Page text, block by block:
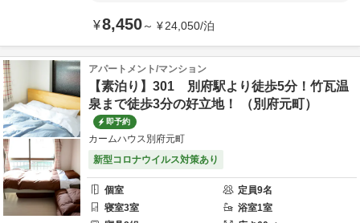
¥8,450～ ¥24,050/泊
アパートメント/マンション
【素泊り】301 別府駅より徒歩5分！竹瓦温
泉まで徒歩3分の好立地！ （別府元町）
即予約
カームハウス別府元町
新型コロナウイルス対策あり
個室 定員9名
寝室3室 浴室1室